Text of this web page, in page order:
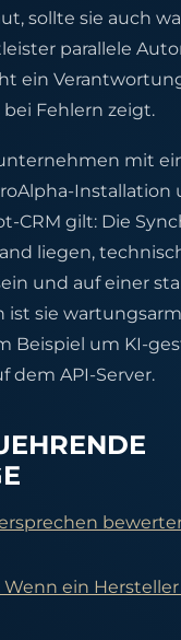
sollte sie auch
parallele
ein
Fehlern zeigt.
mit
Installation
CRM gilt: Die
liegen,
und auf einer
ist sie
Beispiel um KI-
dem API-Server.
Wenn ein